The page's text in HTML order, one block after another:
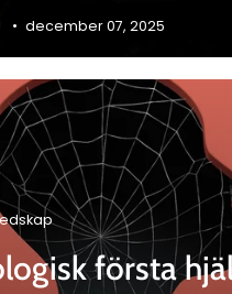
december 07, 2025
första